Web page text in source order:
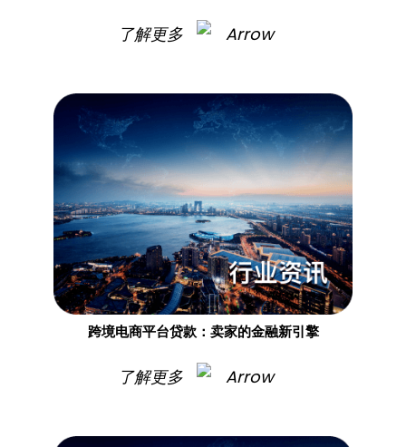
了解更多
跨境电商平台贷款：卖家的金融新引擎
了解更多